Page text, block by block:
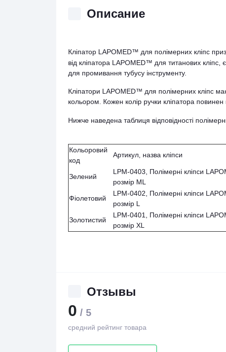
Описание
Кліпатор LAPOMED™ для полімерних кліпс
від кліпатора LAPOMED™ для титанових
для промивання тубусу інструменту.
Кліпатори LAPOMED™ для полімерних кліпс
кольором. Кожен колір ручки кліпатора повинен
Нижче наведена таблиця відповідності
Кольоровий
код
Артикул, назва кліпси
Зелений
LPM-0403, Полімерні кліпси
розмір ML
Фіолетовий
LPM-0402, Полімерні кліпси
розмір L
Золотистий
LPM-0401, Полімерні кліпси
розмір XL
Отзывы
0 / 5
средний рейтинг товара